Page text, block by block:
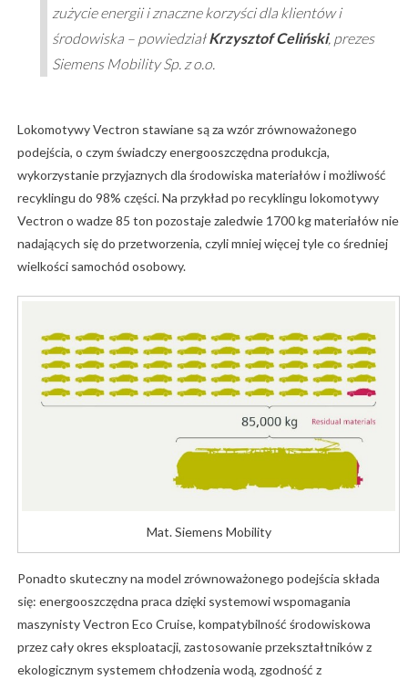
zużycie energii i znaczne korzyści dla klientów i
środowiska – powiedziałKrzysztof Celiński, prezes
Siemens Mobility Sp. z o.o.
Lokomotywy Vectron stawiane są za wzór zrównoważonego
podejścia, o czym świadczy energooszczędna produkcja,
wykorzystanie przyjaznych dla środowiska materiałów i możliwość
recyklingu do 98% części. Na przykład po recyklingu lokomotywy
Vectron o wadze 85 ton pozostaje zaledwie 1700 kg materiałów nie
nadających się do przetworzenia, czyli mniej więcej tyle co średniej
wielkości samochód osobowy.
Mat. Siemens Mobility
Ponadto skuteczny na model zrównoważonego podejścia składa
się: energooszczędna praca dzięki systemowi wspomagania
maszynisty Vectron Eco Cruise, kompatybilność środowiskowa
przez cały okres eksploatacji, zastosowanie przekształtników z
ekologicznym systemem chłodzenia wodą, zgodność z